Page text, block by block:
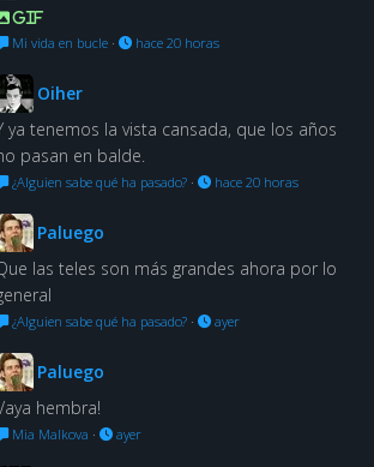
GIF
Mi vida en bucle · hace 20 horas
Oiher
ya tenemos la vista cansada, que los años
pasan en balde.
¿Alguien sabe qué ha pasado? · hace 20 horas
Paluego
las teles son más grandes ahora por lo
¿Alguien sabe qué ha pasado? · ayer
Paluego
hembra!
Mia Malkova · ayer